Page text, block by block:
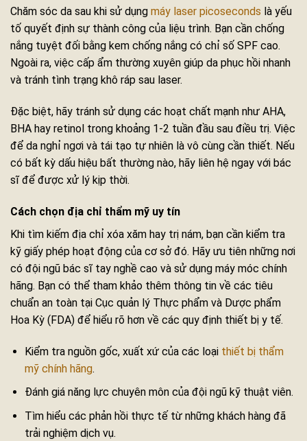
Chăm sóc da sau khi sử dụng máy laser picoseconds là yếu
tố quyết định sự thành công của liệu trình. Bạn cần chống
nắng tuyệt đối bằng kem chống nắng có chỉ số SPF cao.
Ngoài ra, việc cấp ẩm thường xuyên giúp da phục hồi nhanh
và tránh tình trạng khô ráp sau laser.
Đặc biệt, hãy tránh sử dụng các hoạt chất mạnh như AHA,
BHA hay retinol trong khoảng 1-2 tuần đầu sau điều trị. Việc
để da nghỉ ngơi và tái tạo tự nhiên là vô cùng cần thiết. Nếu
có bất kỳ dấu hiệu bất thường nào, hãy liên hệ ngay với bác
sĩ để được xử lý kịp thời.
Cách chọn địa chỉ thẩm mỹ uy tín
Khi tìm kiếm địa chỉ xóa xăm hay trị nám, bạn cần kiểm tra
kỹ giấy phép hoạt động của cơ sở đó. Hãy ưu tiên những nơi
có đội ngũ bác sĩ tay nghề cao và sử dụng máy móc chính
hãng. Bạn có thể tham khảo thêm thông tin về các tiêu
chuẩn an toàn tại Cục quản lý Thực phẩm và Dược phẩm
Hoa Kỳ (FDA) để hiểu rõ hơn về các quy định thiết bị y tế.
Kiểm tra nguồn gốc, xuất xứ của các loại thiết bị thẩm
mỹ chính hãng.
Đánh giá năng lực chuyên môn của đội ngũ kỹ thuật viên.
Tìm hiểu các phản hồi thực tế từ những khách hàng đã
trải nghiệm dịch vụ.